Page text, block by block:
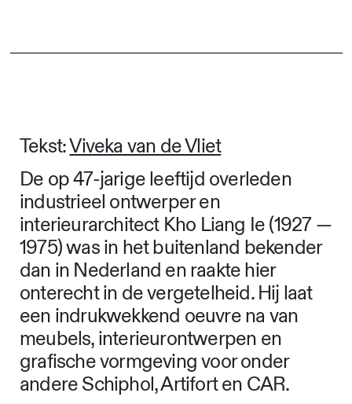
Tekst:Viveka van de Vliet
De op 47-jarige leeftijd overleden
industrieel ontwerper en
interieurarchitect Kho Liang Ie (1927 —
1975) was in het buitenland bekender
dan in Nederland en raakte hier
onterecht in de vergetelheid. Hij laat
een indrukwekkend oeuvre na van
meubels, interieurontwerpen en
grafische vormgeving voor onder
andere Schiphol, Artifort en CAR.